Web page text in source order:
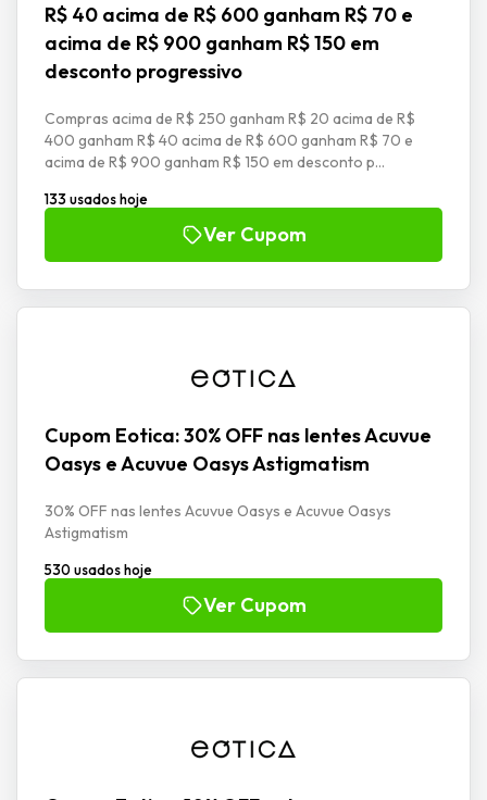
R$ 40 acima de R$ 600 ganham R$ 70 e
acima de R$ 900 ganham R$ 150 em
desconto progressivo
Compras acima de R$ 250 ganham R$ 20 acima de R$
400 ganham R$ 40 acima de R$ 600 ganham R$ 70 e
acima de R$ 900 ganham R$ 150 em desconto p...
133 usados hoje
Ver Cupom
Cupom Eotica: 30% OFF nas lentes Acuvue
Oasys e Acuvue Oasys Astigmatism
30% OFF nas lentes Acuvue Oasys e Acuvue Oasys
Astigmatism
530 usados hoje
Ver Cupom